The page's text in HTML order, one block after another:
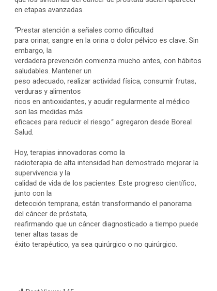
en etapas avanzadas.
“Prestar atención a señales como dificultad
para orinar, sangre en la orina o dolor pélvico es clave. Sin
embargo, la
verdadera prevención comienza mucho antes, con hábitos
saludables. Mantener un
peso adecuado, realizar actividad física, consumir frutas,
verduras y alimentos
ricos en antioxidantes, y acudir regularmente al médico
son las medidas más
eficaces para reducir el riesgo.” agregaron desde Boreal
Salud.
Hoy, terapias innovadoras como la
radioterapia de alta intensidad han demostrado mejorar la
supervivencia y la
calidad de vida de los pacientes. Este progreso científico,
junto con la
detección temprana, están transformando el panorama
del cáncer de próstata,
reafirmando que un cáncer diagnosticado a tiempo puede
tener altas tasas de
éxito terapéutico, ya sea quirúrgico o no quirúrgico.